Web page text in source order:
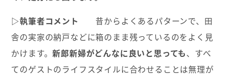
▷執筆者コメント
昔からよくあるパターンで、田
舎の実家の納戸などに箱のまま残っているのをよく見
かけます。新郎新婦がどんなに良いと思っても、すべ
てのゲストのライフスタイルに合わせることは無理が